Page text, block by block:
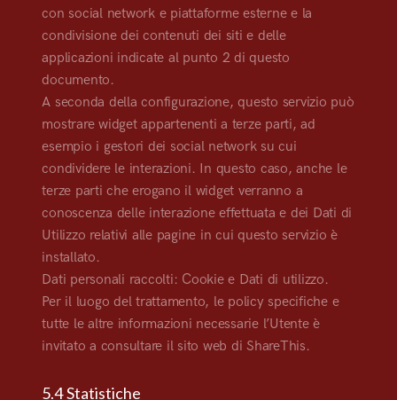
con social network e piattaforme esterne e la
condivisione dei contenuti dei siti e delle
applicazioni indicate al punto 2 di questo
documento.
A seconda della configurazione, questo servizio può
mostrare widget appartenenti a terze parti, ad
esempio i gestori dei social network su cui
condividere le interazioni. In questo caso, anche le
terze parti che erogano il widget verranno a
conoscenza delle interazione effettuata e dei Dati di
Utilizzo relativi alle pagine in cui questo servizio è
installato.
Dati personali raccolti: Cookie e Dati di utilizzo.
Per il luogo del trattamento, le policy specifiche e
tutte le altre informazioni necessarie l’Utente è
invitato a consultare il sito web di ShareThis.
5.4 Statistiche